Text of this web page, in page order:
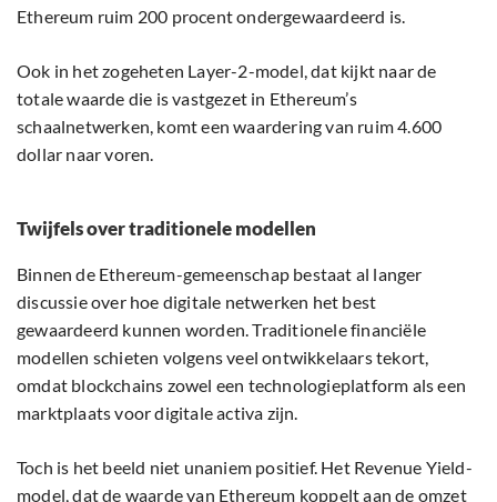
Ethereum ruim 200 procent ondergewaardeerd is.
Ook in het zogeheten Layer-2-model, dat kijkt naar de
totale waarde die is vastgezet in Ethereum’s
schaalnetwerken, komt een waardering van ruim 4.600
dollar naar voren.
Twijfels over traditionele modellen
Binnen de Ethereum-gemeenschap bestaat al langer
discussie over hoe digitale netwerken het best
gewaardeerd kunnen worden. Traditionele financiële
modellen schieten volgens veel ontwikkelaars tekort,
omdat blockchains zowel een technologieplatform als een
marktplaats voor digitale activa zijn.
Toch is het beeld niet unaniem positief. Het Revenue Yield-
model, dat de waarde van Ethereum koppelt aan de omzet